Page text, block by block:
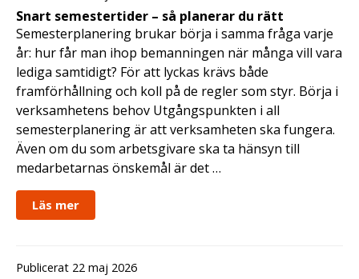
Snart semestertider – så planerar du rätt
Semesterplanering brukar börja i samma fråga varje
år: hur får man ihop bemanningen när många vill vara
lediga samtidigt? För att lyckas krävs både
framförhållning och koll på de regler som styr. Börja i
verksamhetens behov Utgångspunkten i all
semesterplanering är att verksamheten ska fungera.
Även om du som arbetsgivare ska ta hänsyn till
medarbetarnas önskemål är det …
Läs mer
Publicerat 22 maj 2026